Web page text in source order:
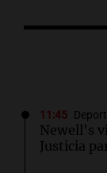
11:45
Newell's
Justicia